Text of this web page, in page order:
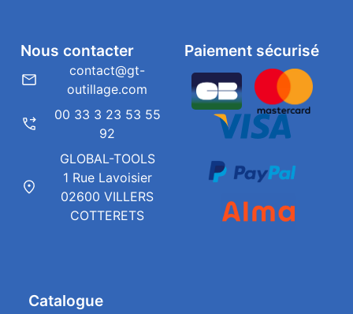
Catalogue
Paiement sécurisé
Nous contacter
contact@gt-
outillage.com
00 33 3 23 53 55
92
GLOBAL-TOOLS
1 Rue Lavoisier
02600 VILLERS
COTTERETS